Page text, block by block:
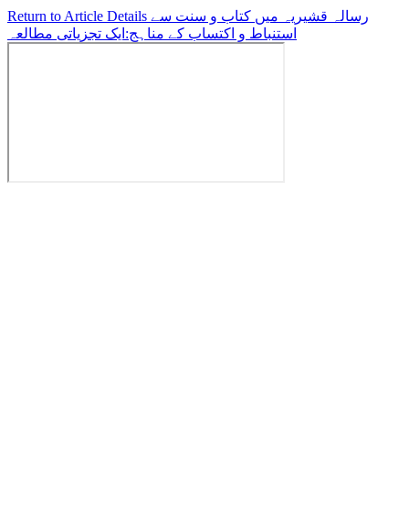
Return to Article Details رسالہ قشیریہ میں کتاب و سنت سے
استنباط و اکتساب کے مناہج:ایک تجزیاتی مطالعہ